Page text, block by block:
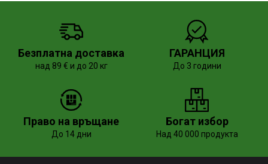
Безплатна доставка
над 89 € и до 20 кг
ГАРАНЦИЯ
До 3 години
Право на връщане
До 14 дни
Богат избор
Над 40 000 продукта